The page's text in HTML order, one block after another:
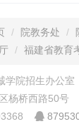
院教务处
福建省教育
学院招生办公
杨桥西路50号